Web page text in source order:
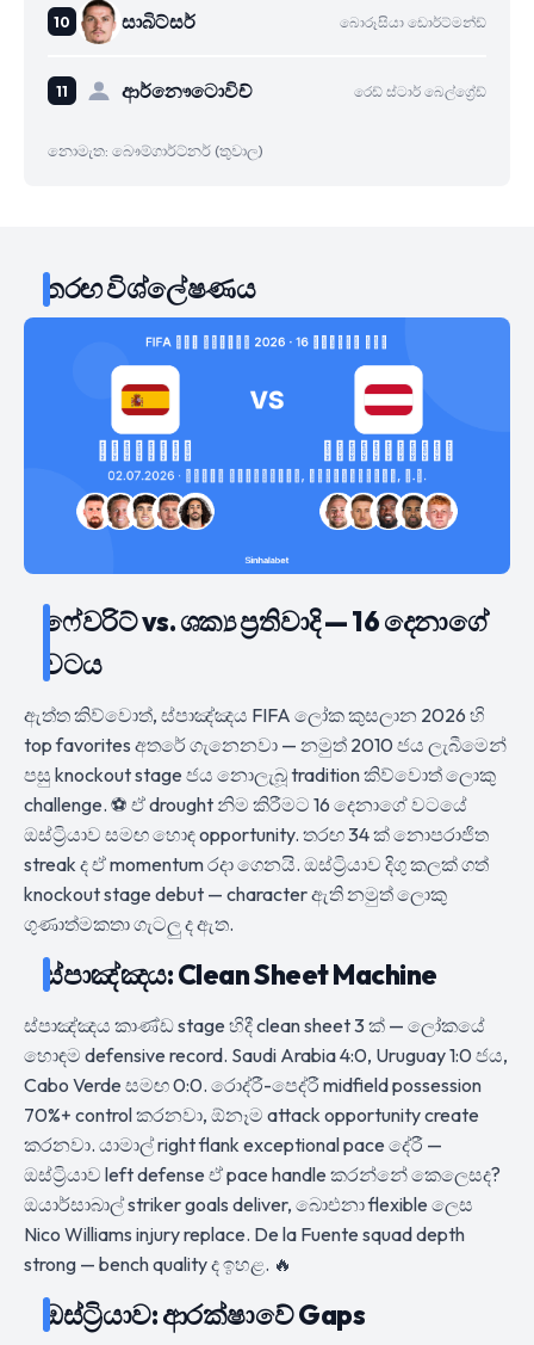
සාබිට්සර් බොරූසියා ඩොර්ට්මන්ඩ්
ආර්නෞටොවිච් රෙඩ් ස්ටාර් බෙල්ග්‍රේඩ්
නොමැත: බෞම්ගාර්ට්නර් (තුවාල)
තරඟ විශ්ලේෂණය
ෆේවරිට් vs. ශක්‍ය ප්‍රතිවාදි — 16 දෙනාගේ
වටය
ඇත්ත කිව්වොත්, ස්පාඤ්ඤය FIFA ලෝක කුසලාන 2026 හි
top favorites අතරේ ගැනෙනවා — නමුත් 2010 ජය ලැබීමෙන්
පසු knockout stage ජය නොලැබූ tradition කිව්වොත් ලොකු
challenge. ⚽ ඒ drought නිම කිරීමට 16 දෙනාගේ වටයේ
ඔස්ට්‍රියාව සමඟ හොඳ opportunity. තරඟ 34 ක් නොපරාජිත
streak ද ඒ momentum රදා ගෙනයි. ඔස්ට්‍රියාව දිගු කලක් ගත්
knockout stage debut — character ඇති නමුත් ලොකු
ගුණාත්මකතා ගැටලු ද ඇත.
ස්පාඤ්ඤය: Clean Sheet Machine
ස්පාඤ්ඤය කාණ්ඩ stage හිදී clean sheet 3 ක් — ලෝකයේ
හොඳම defensive record. Saudi Arabia 4:0, Uruguay 1:0 ජය,
Cabo Verde සමඟ 0:0. රොද්රී-පෙද්රී midfield possession
70%+ control කරනවා, ඕනෑම attack opportunity create
කරනවා. යාමාල් right flank exceptional pace දේරී —
ඔස්ට්‍රියාව left defense ඒ pace handle කරන්නේ කෙලෙසද?
ඔයාර්සාබාල් striker goals deliver, බාෙඑනා flexible ලෙස
Nico Williams injury replace. De la Fuente squad depth
strong — bench quality ද ඉහළ. 🔥
ඔස්ට්‍රියාව: ආරක්ෂාවේ Gaps